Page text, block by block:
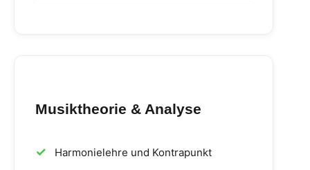
Musiktheorie & Analyse
Harmonielehre und Kontrapunkt